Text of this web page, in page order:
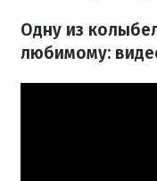
Одну из
любимому: